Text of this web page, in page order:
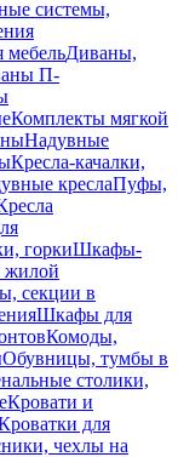
системы,
мебельДиваны,
П-
Комплекты мягкой
Надувные
Кресла-качалки,
креслаПуфы,
горкиШкафы-
жилой
секции в
Шкафы для
Комоды,
Обувницы, тумбы в
столики,
Кровати и
для
чехлы на